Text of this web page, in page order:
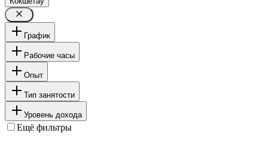
График
Рабочие часы
Опыт
Тип занятости
Уровень дохода
Ещё фильтры